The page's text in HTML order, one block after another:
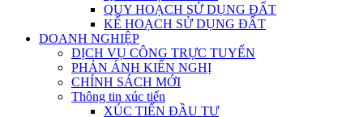
QUY HOẠCH SỬ DỤNG ĐẤT
KẾ HOẠCH SỬ DỤNG ĐẤT
DOANH NGHIỆP
DỊCH VỤ CÔNG TRỰC TUYẾN
PHẢN ÁNH KIẾN NGHỊ
CHÍNH SÁCH MỚI
Thông tin xúc tiến
XÚC TIẾN ĐẦU TƯ